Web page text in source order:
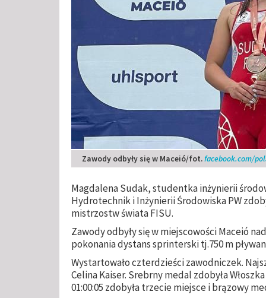
Zawody odbyły się w Maceió/fot.facebook.com/
Magdalena Sudak, studentka inżynierii
Hydrotechnik i Inżynierii Środowiska PW
mistrzostw świata FISU.
Zawody odbyły się w miejscowości Maceió
pokonania dystans sprinterski tj.750 m
Wystartowało czterdzieści zawodniczek.
Celina Kaiser. Srebrny medal zdobyła
01:00:05 zdobyła trzecie miejsce i brązowy